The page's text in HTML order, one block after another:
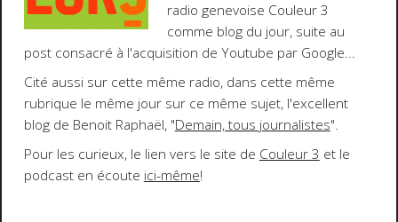
radio genevoise Couleur 3
comme blog du jour, suite au
post consacré à l'acquisition de Youtube par Google...
Cité aussi sur cette même radio, dans cette même
rubrique le même jour sur ce même sujet, l'excellent
blog de Benoit Raphaël, "Demain, tous journalistes".
Pour les curieux, le lien vers le site de Couleur 3 et le
podcast en écoute ici-même!